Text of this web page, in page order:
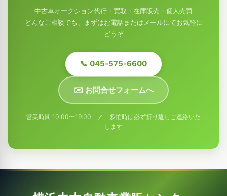
中古車オークション代行・買取・在庫販売・個人売買
どんなご相談でも、まずはお電話またはメールにてお気軽に
どうぞ
📞 045-575-6600
✉️ お問合せフォームへ
営業時間 10:00〜19:00 ／ 多忙時は必ず折り返しご連絡いた
します